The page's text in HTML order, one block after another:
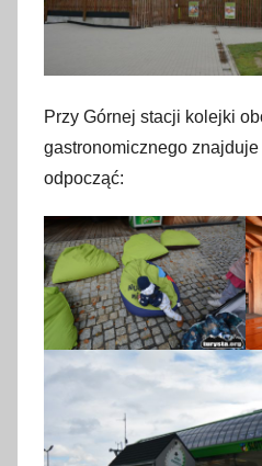
Przy Górnej stacji kolejki
gastronomicznego
odpocząć: